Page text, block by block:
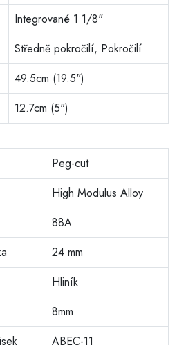
Integrované 1 1/8"
Středně pokročilí, Pokročilí
49.5cm (19.5")
12.7cm (5")
Peg-cut
High Modulus Alloy
88A
24 mm
Hliník
8mm
ABEC-11